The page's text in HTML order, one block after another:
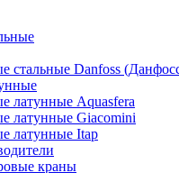
стальные Danfoss
латунные Aquasfera
латунные Giacomini
латунные Itap
краны